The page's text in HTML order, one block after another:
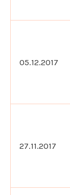
05.12.2017
27.11.2017